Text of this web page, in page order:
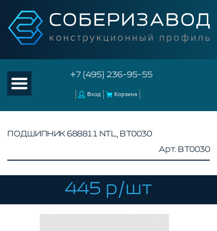
+7 (495) 236-95-55
Вход Корзина
КОМПЛЕКТУЮЩИЕ К ЧПУ
АКСЕССУАРЫ ДЛЯ V-ПАЗА
ПОДШИПНИК 688811 NTL, BT0030
Арт. BT0030
445 р/шт